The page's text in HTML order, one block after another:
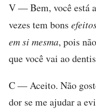
V — Bem, você está
vezes tem bons
em si mesma, pois
que você vai ao
C — Aceito. Não
dor se me ajudar a